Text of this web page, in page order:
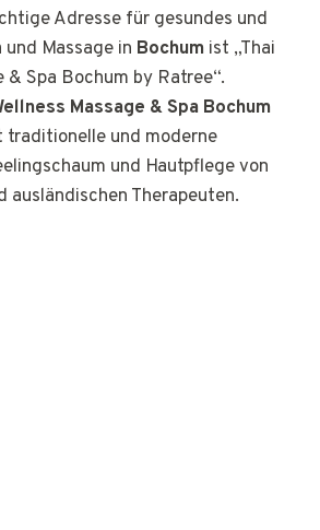
Adresse für gesundes und
Massage in Bochum ist „Thai
& Spa Bochum by Ratree“.
Massage & Spa Bochum
traditionelle und moderne
und Hautpflege von
ausländischen Therapeuten.